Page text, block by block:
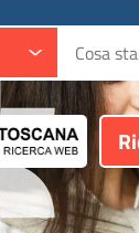
Cerca